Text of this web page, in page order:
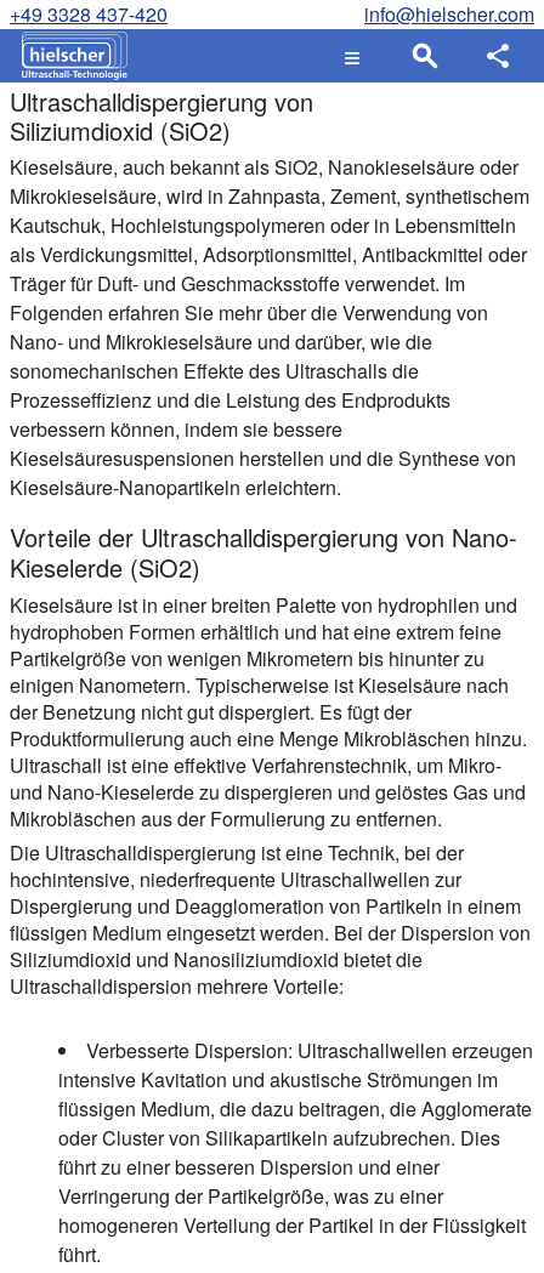
+49 3328 437-420 info@hielscher.com
Ultraschalldispergierung von
Siliziumdioxid (SiO2)
Kieselsäure, auch bekannt als SiO2, Nanokieselsäure oder
Mikrokieselsäure, wird in Zahnpasta, Zement, synthetischem
Kautschuk, Hochleistungspolymeren oder in Lebensmitteln
als Verdickungsmittel, Adsorptionsmittel, Antibackmittel oder
Träger für Duft- und Geschmacksstoffe verwendet. Im
Folgenden erfahren Sie mehr über die Verwendung von
Nano- und Mikrokieselsäure und darüber, wie die
sonomechanischen Effekte des Ultraschalls die
Prozesseffizienz und die Leistung des Endprodukts
verbessern können, indem sie bessere
Kieselsäuresuspensionen herstellen und die Synthese von
Kieselsäure-Nanopartikeln erleichtern.
Vorteile der Ultraschalldispergierung von Nano-
Kieselerde (SiO2)
Kieselsäure ist in einer breiten Palette von hydrophilen und
hydrophoben Formen erhältlich und hat eine extrem feine
Partikelgröße von wenigen Mikrometern bis hinunter zu
einigen Nanometern. Typischerweise ist Kieselsäure nach
der Benetzung nicht gut dispergiert. Es fügt der
Produktformulierung auch eine Menge Mikrobläschen hinzu.
Ultraschall ist eine effektive Verfahrenstechnik, um Mikro-
und Nano-Kieselerde zu dispergieren und gelöstes Gas und
Mikrobläschen aus der Formulierung zu entfernen.
Die Ultraschalldispergierung ist eine Technik, bei der
hochintensive, niederfrequente Ultraschallwellen zur
Dispergierung und Deagglomeration von Partikeln in einem
flüssigen Medium eingesetzt werden. Bei der Dispersion von
Siliziumdioxid und Nanosiliziumdioxid bietet die
Ultraschalldispersion mehrere Vorteile:
Verbesserte Dispersion: Ultraschallwellen erzeugen
intensive Kavitation und akustische Strömungen im
flüssigen Medium, die dazu beitragen, die Agglomerate
oder Cluster von Silikapartikeln aufzubrechen. Dies
führt zu einer besseren Dispersion und einer
Verringerung der Partikelgröße, was zu einer
homogeneren Verteilung der Partikel in der Flüssigkeit
führt.